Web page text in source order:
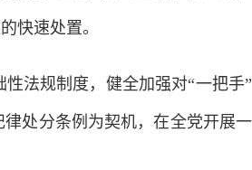
快速处置。
法规制度，健全加强对“一把手”
处分条例为契机，在全党开展一